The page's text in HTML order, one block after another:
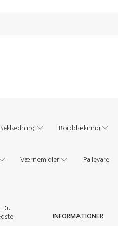
Beklædning Borddækning
Værnemidler Pallevare
Du
INFORMATIONER